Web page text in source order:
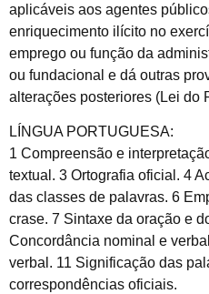
aplicáveis aos agentes
enriquecimento ilícito no
emprego ou função da
ou fundacional e dá outras
alterações posteriores (Lei do
LÍNGUA PORTUGUESA:
1 Compreensão e
textual. 3 Ortografia oficial. 4
das classes de palavras. 6
crase. 7 Sintaxe da oração e
Concordância nominal e
verbal. 11 Significação das
correspondências oficiais.